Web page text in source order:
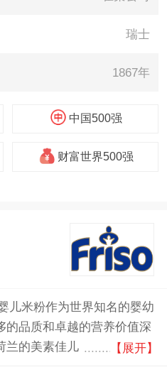
瑞士
1867年
中国500强
财富世界500强
2
儿米粉作为世界知名的婴幼
的品质和卓越的营养价值深
兰的美素佳儿，采用纯天然
【展开】